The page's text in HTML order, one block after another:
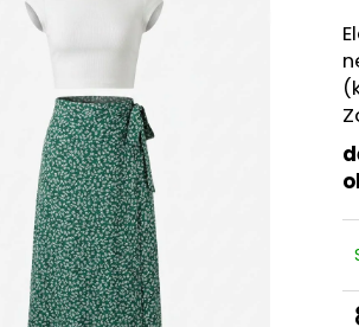
DROBNÉ KVĚTY